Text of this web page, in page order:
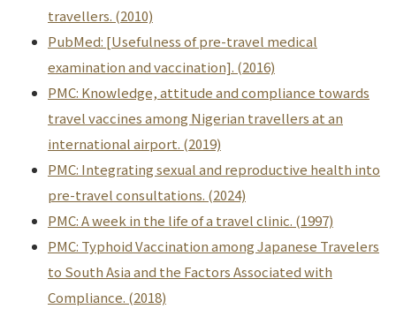
travellers. (2010)
PubMed: [Usefulness of pre-travel medical
examination and vaccination]. (2016)
PMC: Knowledge, attitude and compliance towards
travel vaccines among Nigerian travellers at an
international airport. (2019)
PMC: Integrating sexual and reproductive health into
pre-travel consultations. (2024)
PMC: A week in the life of a travel clinic. (1997)
PMC: Typhoid Vaccination among Japanese Travelers
to South Asia and the Factors Associated with
Compliance. (2018)